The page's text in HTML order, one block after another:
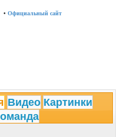
•Официальный сайт
Видео Картинки